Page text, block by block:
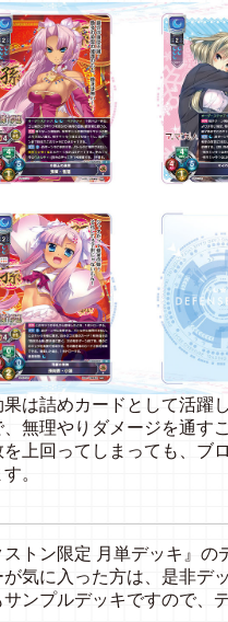
は詰めカードとして活躍
無理やりダメージを通す
上回ってしまっても、ブ
。
トン限定 月単デッキ』の
気に入った方は、是非デ
ンプルデッキですので、